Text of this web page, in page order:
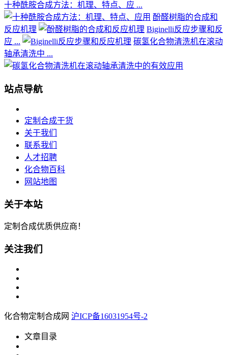
十种酰胺合成方法：机理、特点、应 ...
酚醛树脂的合成和
反应机理
Biginelli反应步骤和反
应 ...
碳氢化合物清洗机在滚动
轴承清洗中 ...
站点导航
定制合成干货
关于我们
联系我们
人才招聘
化合物百科
网站地图
关于本站
定制合成优质供应商！
关注我们
化合物定制合成网 沪ICP备16031954号-2
文章目录